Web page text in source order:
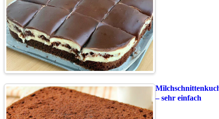
– sehr einfach